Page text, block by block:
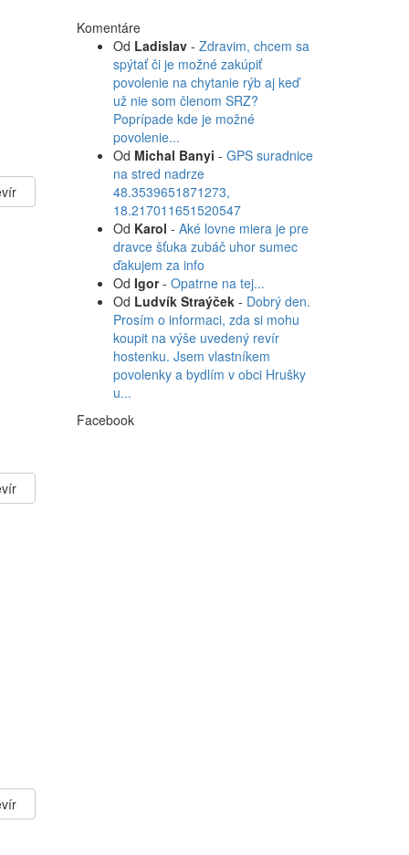
Komentáre
Od Ladislav - Zdravim, chcem sa
spýtať či je možné zakúpiť
povolenie na chytanie rýb aj keď
už nie som členom SRZ?
Poprípade kde je možné
povolenie...
Od Michal Banyi - GPS suradnice
na stred nadrze
48.3539651871273,
18.217011651520547
Od Karol - Aké lovne miera je pre
dravce šťuka zubáč uhor sumec
ďakujem za info
Od Igor- Opatrne na tej...
Od Ludvík Straýček- Dobrý den.
Prosím o informaci, zda si mohu
koupit na výše uvedený revír
hostenku. Jsem vlastníkem
povolenky a bydlím v obci Hrušky
u...
Facebook